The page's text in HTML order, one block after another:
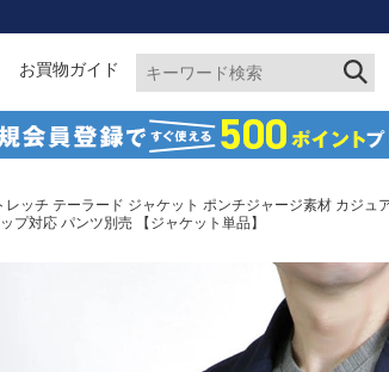
お買物ガイド
レッチ テーラード ジャケット ポンチジャージ素材 カジ
プ対応 パンツ別売 【ジャケット単品】